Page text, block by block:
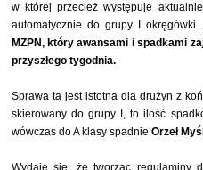
w której przecież występuje
automatycznie do grupy I
MZPN, który awansami i spadkami
przyszłego tygodnia.
Sprawa ta jest istotna dla drużyn z
skierowany do grupy I, to ilość
wówczas do A klasy spadnie Orzeł
Wydaje się, że tworząc regulaminy